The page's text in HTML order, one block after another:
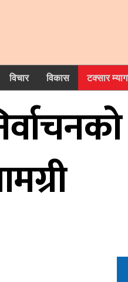
विचार विकास टक्सार